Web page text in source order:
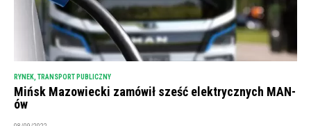
RYNEK, TRANSPORT PUBLICZNY
Mińsk Mazowiecki zamówił sześć elektrycznych MAN-
ów